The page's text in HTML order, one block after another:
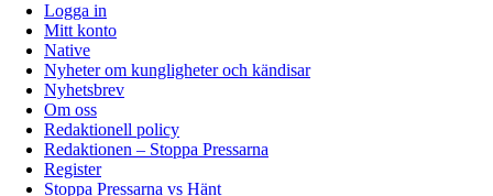
Logga in
Mitt konto
Native
Nyheter om kungligheter och kändisar
Nyhetsbrev
Om oss
Redaktionell policy
Redaktionen – Stoppa Pressarna
Register
Stoppa Pressarna vs Hänt